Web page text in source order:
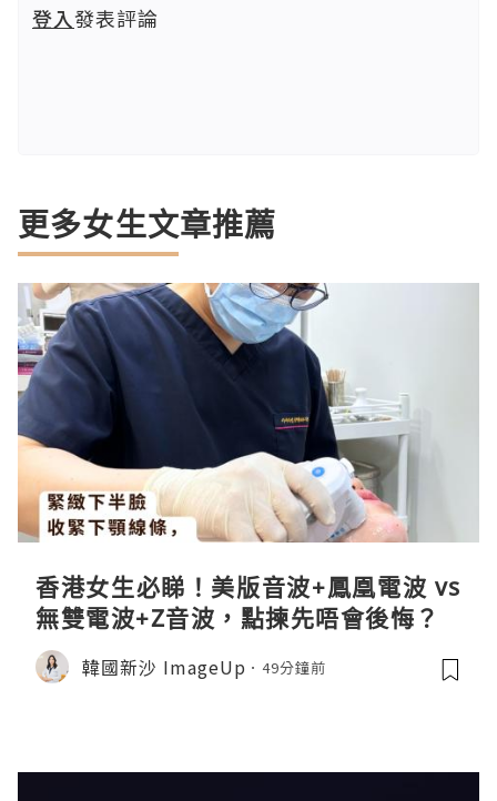
登入發表評論
更多女生文章推薦
香港女生必睇！美版音波+鳳凰電波 vs
無雙電波+Z音波，點揀先唔會後悔？
韓國新沙 ImageUp 49分鐘前